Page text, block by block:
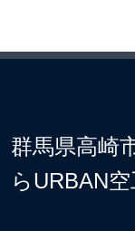
群馬県高崎
らURBAN